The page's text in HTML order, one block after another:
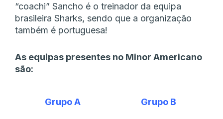
“coachi” Sancho é o treinador da equipa
brasileira Sharks, sendo que a organização
também é portuguesa!
As equipas presentes no Minor Americano
são:
Grupo A Grupo B